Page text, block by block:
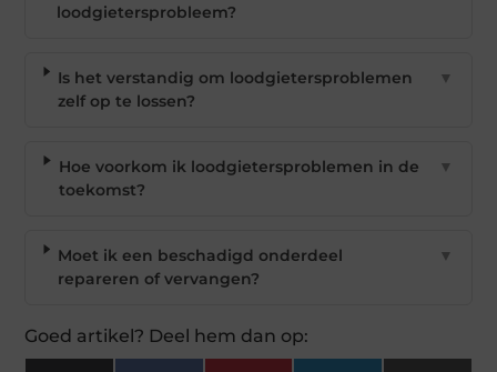
loodgietersprobleem?
Is het verstandig om loodgietersproblemen
zelf op te lossen?
▼
Hoe voorkom ik loodgietersproblemen in de
toekomst?
▼
Moet ik een beschadigd onderdeel
repareren of vervangen?
▼
Goed artikel? Deel hem dan op: